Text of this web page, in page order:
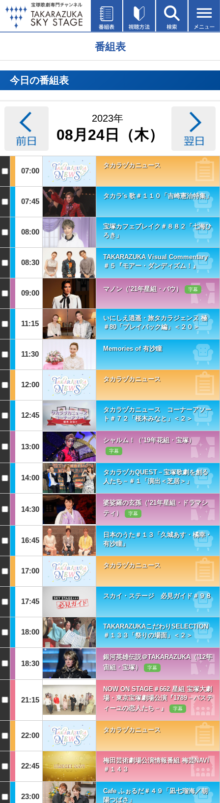
番組表
今日の番組表
2023年
08月24日（木）
07:00
タカラヅカニュース
07:45
タカラ's 歌＃１１０「吉崎憲治特集」
08:00
宝塚カフェブレイク＃８８２「七海ひ
ろき」
08:30
TAKARAZUKA Visual Commentary
＃５『モアー・ダンディズム！』
09:00 マノン（’21年星組・バウ） 字幕
11:15
いにしえ逍遥・旅タカラジェンヌ 極
＃80「プレイバック編」＜２０＞
11:30
Memories of 有沙瞳
12:00
タカラヅカニュース
12:45
タカラヅカニュース コーナーアソー
ト＃７２「桜木みなと」＜２＞
13:00
シャルム！（’19年花組・宝塚）
字幕
14:00
タカラヅカQUEST－宝塚歌劇を創る
人たち－＃１「演出＜芝居＞」
14:30
婆娑羅の玄孫（’21年星組・ドラマシ
ティ）
字幕
16:45
日本のうた＃１３「久城あす・橘幸・
有沙瞳」
17:00
タカラヅカニュース
17:45
スカイ・ステージ 必見ガイド＃９８
18:00
TAKARAZUKAこだわりSELECTION
＃１３３「祭りの場面」＜２＞
18:30
銀河英雄伝説＠TAKARAZUKA（’12年
宙組・宝塚）
字幕
21:15
NOW ON STAGE＃662 星組 宝塚大劇
場・東京宝塚劇場公演『1789－バステ
ィーユの恋人たち－』
字幕
22:00
タカラヅカニュース
22:45
梅田芸術劇場公演情報番組 梅芸NAVI
＃１４３
23:00
Cafe ふぉるだ＃４９「凪七瑠海／朝
陽つばさ」